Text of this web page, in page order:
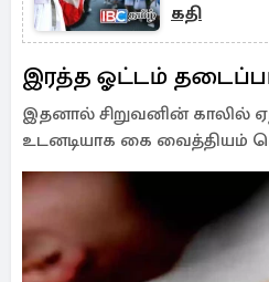
கதி
இரத்த ஓட்டம்
இதனால் சிறுவனின் காலில்
உடனடியாக கை வைத்தியம்